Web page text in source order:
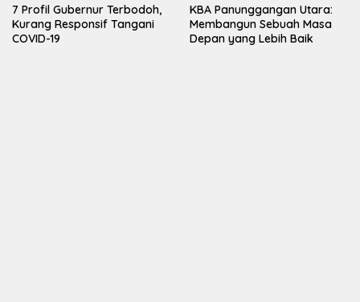
7 Profil Gubernur Terbodoh,
Kurang Responsif Tangani
COVID-19
KBA Panunggangan Utara:
Membangun Sebuah Masa
Depan yang Lebih Baik